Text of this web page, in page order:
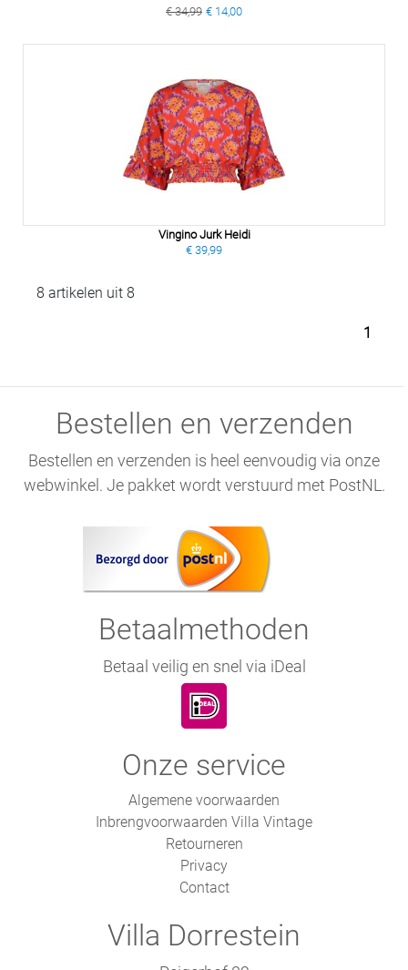
€ 34,99 € 14,00
Vingino Jurk Heidi
€ 39,99
8 artikelen uit 8
1
Bestellen en verzenden
Bestellen en verzenden is heel eenvoudig via onze
webwinkel. Je pakket wordt verstuurd met PostNL.
Betaalmethoden
Betaal veilig en snel via iDeal
Onze service
Algemene voorwaarden
Inbrengvoorwaarden Villa Vintage
Retourneren
Privacy
Contact
Villa Dorrestein